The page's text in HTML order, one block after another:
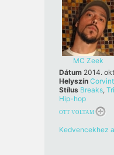
MC Zeek
Dátum 2014.
Helyszín
Stílus Breaks,
Hip-hop
OTT VOLTAM
Kedvencekhez